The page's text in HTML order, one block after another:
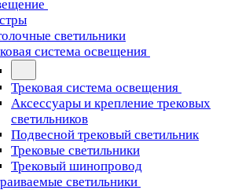
светильники
система освещения
Трековая система освещения
Аксессуары и крепление трековых
светильников
Подвесной трековый светильник
Трековые светильники
Трековый шинопровод
светильники